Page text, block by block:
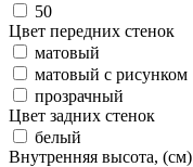
50
Цвет передних стенок
матовый
матовый с рисунком
прозрачный
Цвет задних стенок
белый
Внутренняя высота, (см)